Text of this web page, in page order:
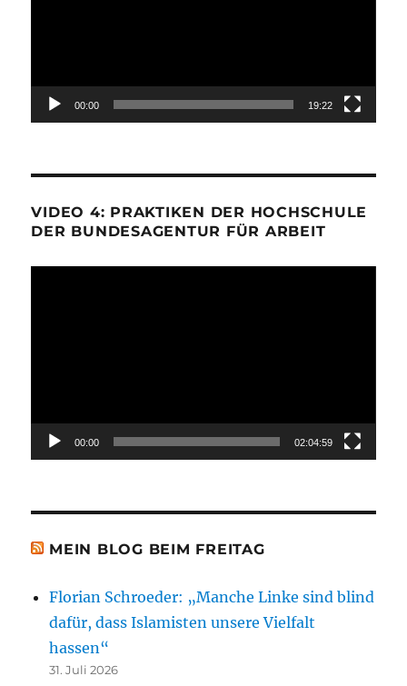
00:00 19:22
VIDEO 4: PRAKTIKEN DER HOCHSCHULE
DER BUNDESAGENTUR FÜR ARBEIT
00:00 02:04:59
MEIN BLOG BEIM FREITAG
Florian Schroeder: „Manche Linke sind blind
dafür, dass Islamisten unsere Vielfalt
hassen“
31. Juli 2026